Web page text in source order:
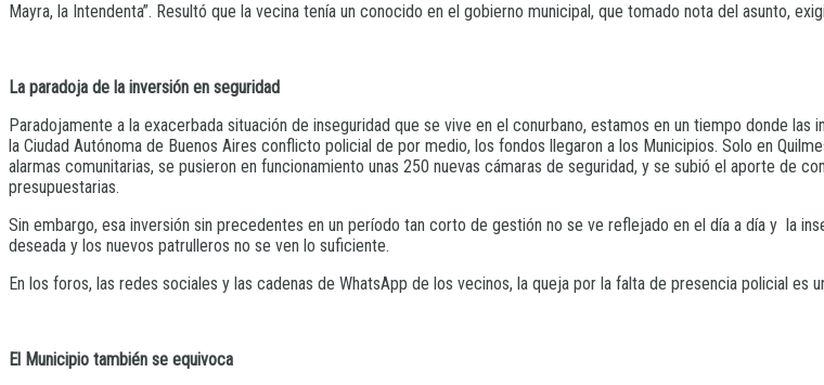
Mayra, la Intendenta”. Resultó que la vecina tenía un conocido en el gobierno municipal, que tomado nota del asunto,
La paradoja de la inversión en seguridad
Paradojamente a la exacerbada situación de inseguridad que se vive en el conurbano, estamos en un tiempo donde
la Ciudad Autónoma de Buenos Aires conflicto policial de por medio, los fondos llegaron a los Municipios. Solo en
alarmas comunitarias, se pusieron en funcionamiento unas 250 nuevas cámaras de seguridad, y se subió el aporte de
presupuestarias.
Sin embargo, esa inversión sin precedentes en un período tan corto de gestión no se ve reflejado en el día a día y la
deseada y los nuevos patrulleros no se ven lo suficiente.
En los foros, las redes sociales y las cadenas de WhatsApp de los vecinos, la queja por la falta de presencia policial es
El Municipio también se equivoca